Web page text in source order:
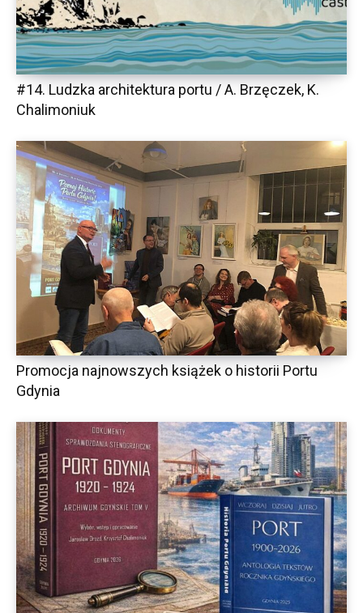
#14. Ludzka architektura portu / A. Brzęczek, K.
Chalimoniuk
Promocja najnowszych książek o historii Portu
Gdynia